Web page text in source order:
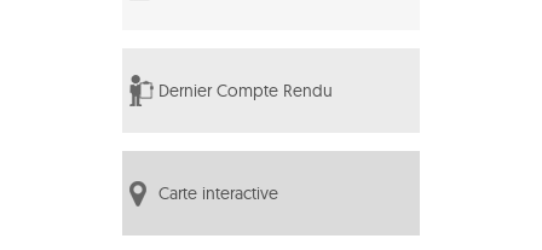
Dernier Compte Rendu
Carte interactive